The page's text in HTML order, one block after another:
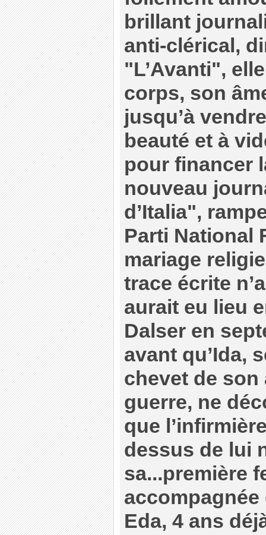
brillant
anti-clérical,
"L’Avanti",
corps, son
jusqu’à
beauté et à
pour financer
nouveau
d’Italia",
Parti National
mariage
trace écrite
aurait eu lieu
Dalser en
avant qu’Ida,
chevet de son
guerre, ne
que
dessus de lui
sa...première
Eda, 4 ans